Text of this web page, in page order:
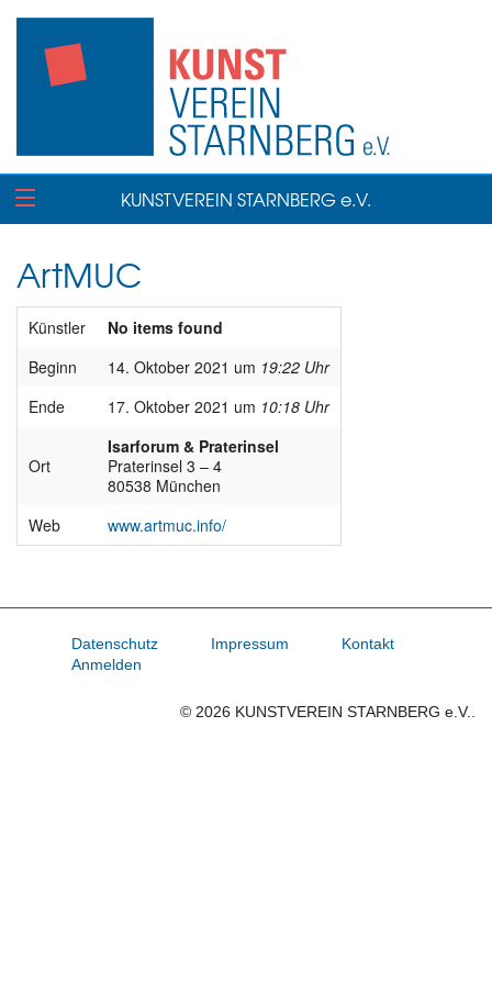
KUNSTVEREIN STARNBERG e.V.
ArtMUC
Künstler
No items found
Beginn
14. Oktober 2021 um 19:22 Uhr
Ende
17. Oktober 2021 um 10:18 Uhr
Ort
Isarforum & Praterinsel
Praterinsel 3 – 4
80538 München
Web
www.artmuc.info/
Datenschutz Impressum
Kontakt
Anmelden
© 2026 KUNSTVEREIN STARNBERG e.V..